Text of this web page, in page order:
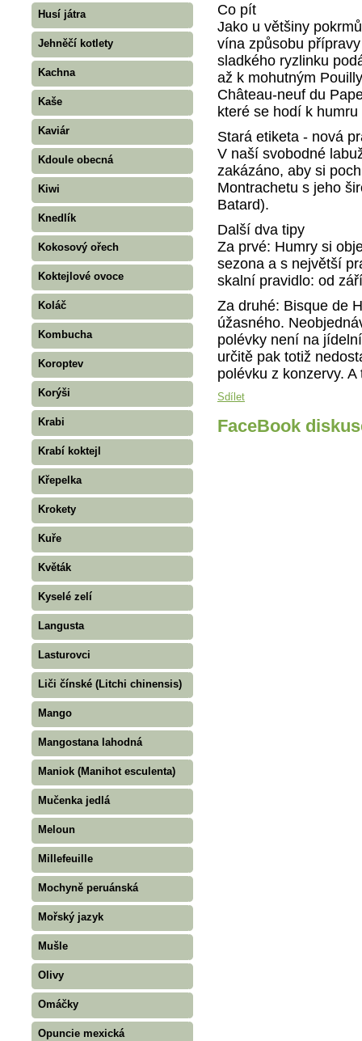
Husí játra
Jehněčí kotlety
Kachna
Kaše
Kaviár
Kdoule obecná
Kiwi
Knedlík
Kokosový ořech
Koktejlové ovoce
Koláč
Kombucha
Koroptev
Korýši
Krabi
Krabí koktejl
Křepelka
Krokety
Kuře
Květák
Kyselé zelí
Langusta
Lasturovci
Liči čínské (Litchi chinensis)
Mango
Mangostana lahodná
Maniok (Manihot esculenta)
Mučenka jedlá
Meloun
Millefeuille
Mochyně peruánská
Mořský jazyk
Mušle
Olivy
Omáčky
Opuncie mexická
Co pít
Jako u většiny
vína způsobu
sladkého ryzlinku
až k mohutným
Château-neuf du
které se hodí k
Stará etiketa - nová
V naší svobodné
zakázáno, aby si
Montrachetu s jeho
Batard).
Další dva tipy
Za prvé: Humry si
sezona a s největší
skalní pravidlo: od
Za druhé: Bisque de
úžasného.
polévky není na
určitě pak totiž
polévku z konzervy.
Sdílet
FaceBook